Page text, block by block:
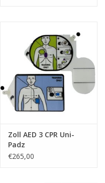
Zoll AED 3 CPR Uni-
Padz
Trainingselektroden
€265,00